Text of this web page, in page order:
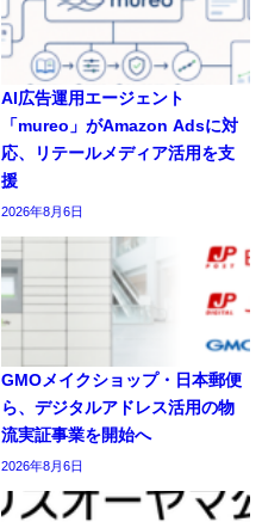
AI広告運用エージェント
「mureo」がAmazon Adsに対
応、リテールメディア活用を支
援
2026年8月6日
GMOメイクショップ・日本郵便
ら、デジタルアドレス活用の物
流実証事業を開始へ
2026年8月6日